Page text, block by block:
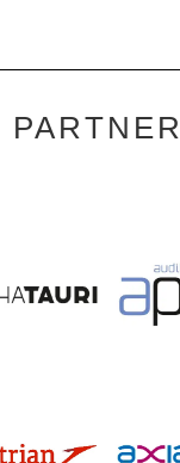
PARTNER